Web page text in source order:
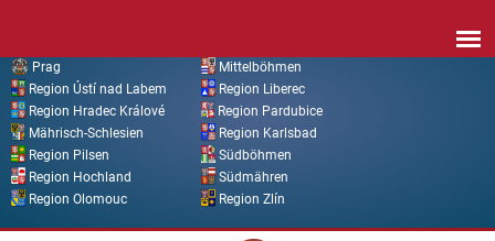
Prag
Mittelböhmen
Region Ústí nad Labem
Region Liberec
Region Hradec Králové
Region Pardubice
Mährisch-Schlesien
Region Karlsbad
Region Pilsen
Südböhmen
Region Hochland
Südmähren
Region Olomouc
Region Zlín